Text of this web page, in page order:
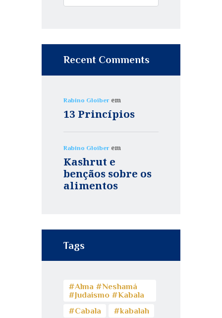
Recent Comments
Rabino Gloiber em
13 Princípios
Rabino Gloiber em
Kashrut e
bençãos sobre os
alimentos
Tags
#Alma #Neshamá
#Judaismo #Kabala
#Cabala
#kabalah